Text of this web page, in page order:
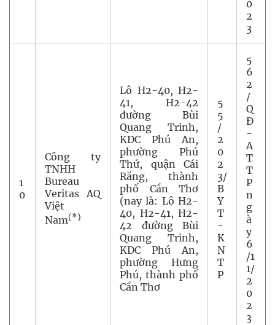
0
2
3
1
0
Công ty
TNHH
Bureau
Veritas AQ
Việt
Nam(*)
Lô H2-40, H2-
41, H2-42
đường Bùi
Quang Trinh,
KDC Phú An,
phường Phú
Thứ, quận Cái
Răng, thành
phố Cần Thơ
(nay là: Lô H2-
40, H2-41, H2-
42 đường Bùi
Quang Trinh,
KDC Phú An,
phường Hưng
Phú, thành phố
Cần Thơ
5
5
/
2
0
2
3/
B
Y
T
-
K
N
T
P
5
6
2
/
Q
Đ
-
A
T
T
P
n
g
à
y
6
/1
1/
2
0
2
3